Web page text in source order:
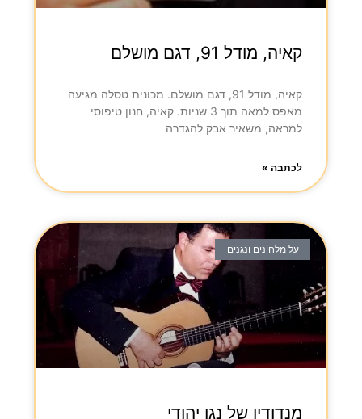
קאיה, מודל 91, דגם מושלם
קאיה, מודל 91, דגם מושלם. מכונית טסלה מגיעה
מאפס למאה תוך 3 שניות. קאיה, חנון טיפוסי
למראה, משאיר אבק להגדרה
לכתבה »
על מלחינים ונגנים
מנדודיו של נגן יהודי